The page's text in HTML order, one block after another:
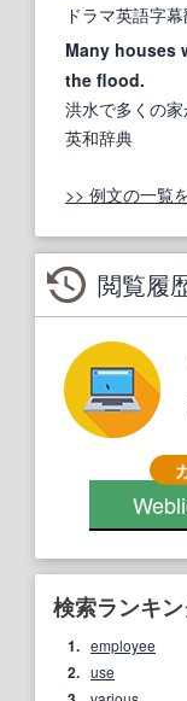
ドラマ英語字
Many houses
the flood.
洪水で多くの
英和辞典
>> 例文の一覧
閲覧履
検索ランキ
1. employee
2. use